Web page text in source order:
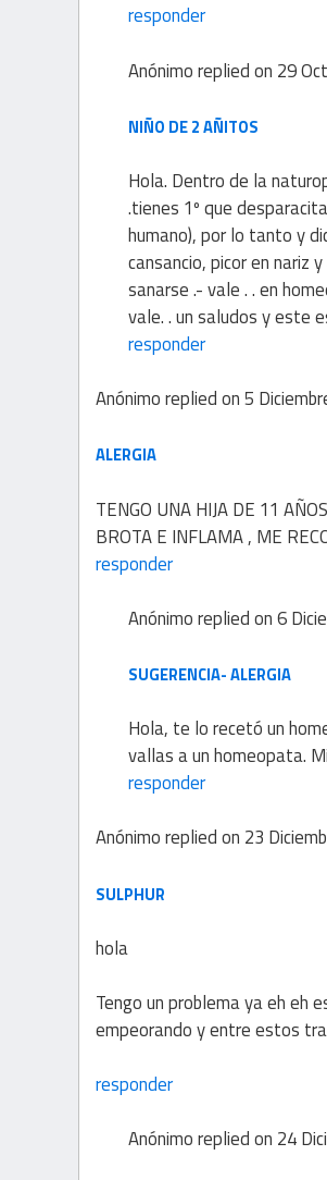
responder
Anónimoreplied on 29
NIÑO DE 2 AÑITOS
Hola. Dentro de la
.tienes 1º que
humano), por lo tanto y
cansancio, picor en nariz
sanarse .- vale . . en
vale. . un saludos y este
responder
Anónimoreplied on5
ALERGIA
TENGO UNA HIJA DE 11
BROTA E INFLAMA , ME
responder
Anónimoreplied on6
SUGERENCIA- ALERGIA
Hola, te lo recetó un
vallas a un homeopata.
responder
Anónimoreplied on 23
SULPHUR
hola
Tengo un problema ya eh eh
empeorando y entre estos
responder
Anónimoreplied on 24